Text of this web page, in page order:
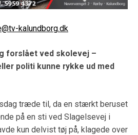
kalundborg.dk
forslået ved skolevej –
politi kunne rykke ud med
træde til, da en stærkt beruset
på en sti ved Slagelsevej i
kun delvist tøj på, klagede over